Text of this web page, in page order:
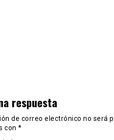
respuesta
de correo electrónico no será
con *